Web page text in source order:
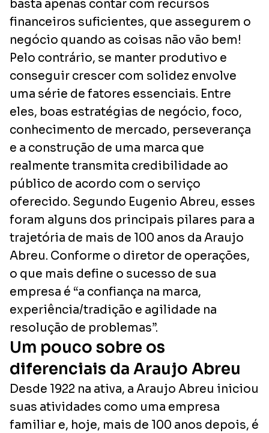
basta apenas contar com recursos
financeiros suficientes, que assegurem o
negócio quando as coisas não vão bem!
Pelo contrário, se manter produtivo e
conseguir crescer com solidez envolve
uma série de fatores essenciais. Entre
eles, boas estratégias de negócio, foco,
conhecimento de mercado, perseverança
e a construção de uma marca que
realmente transmita credibilidade ao
público de acordo com o serviço
oferecido. Segundo Eugenio Abreu, esses
foram alguns dos principais pilares para a
trajetória de mais de 100 anos da Araujo
Abreu. Conforme o diretor de operações,
o que mais define o sucesso de sua
empresa é “a confiança na marca,
experiência/tradição e agilidade na
resolução de problemas”.
Um pouco sobre os
diferenciais da Araujo Abreu
Desde 1922 na ativa, a Araujo Abreu iniciou
suas atividades como uma empresa
familiar e, hoje, mais de 100 anos depois, é